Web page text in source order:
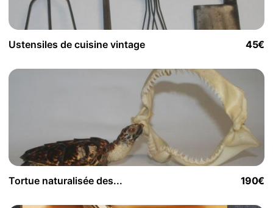
Ustensiles de cuisine vintage 45€
Tortue naturalisée des... 190€